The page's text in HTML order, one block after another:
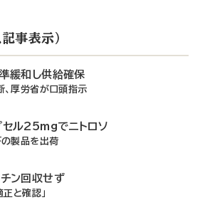
事表示）
緩和し供給確保
厚労省が口頭指示
セル25mgでニトロソ
の製品を出荷
チン回収せず
正と確認」